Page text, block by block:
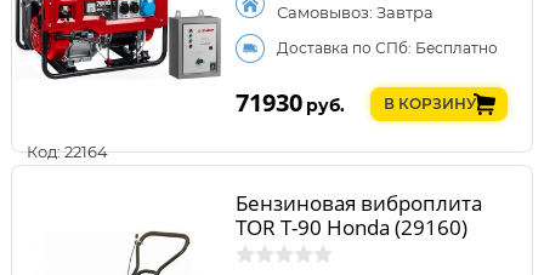
Код: 22164
Самовывоз: Завтра
Доставка по СПб: Бесплатно
71930 руб. В КОРЗИНУ
Бензиновая виброплита
TOR T-90 Honda (29160)